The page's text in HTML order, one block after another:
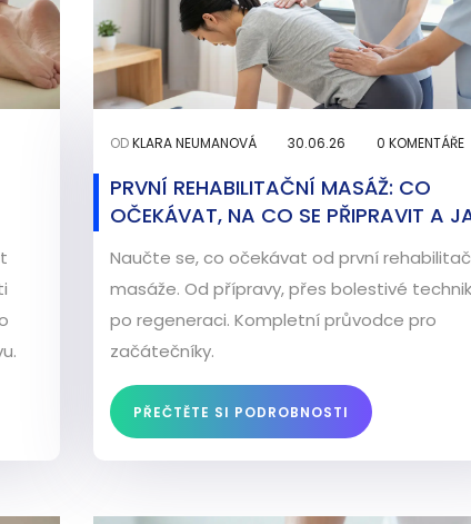
ODKLARA NEUMANOVÁ 30.06.26 0 KOMENTÁŘE
PRVNÍ REHABILITAČNÍ MASÁŽ: CO
OČEKÁVAT, NA CO SE PŘIPRAVIT A
Naučte se, co očekávat od první
masáže. Od přípravy, přes bolestivé
po regeneraci. Kompletní průvodce pro
začátečníky.
PŘEČTĚTE SI PODROBNOSTI